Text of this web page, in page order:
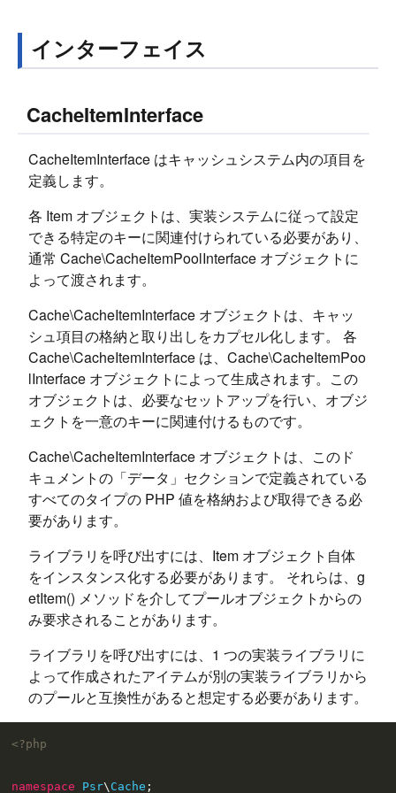
インターフェイス
CacheItemInterface
CacheItemInterface はキャッシュシステム内の項目を
定義します。
各 Item オブジェクトは、実装システムに従って設定
できる特定のキーに関連付けられている必要があり、
通常 Cache\CacheItemPoolInterface オブジェクトに
よって渡されます。
Cache\CacheItemInterface オブジェクトは、キャッ
シュ項目の格納と取り出しをカプセル化します。 各
Cache\CacheItemInterface は、Cache\CacheItemPoo
lInterface オブジェクトによって生成されます。この
オブジェクトは、必要なセットアップを行い、オブジ
ェクトを一意のキーに関連付けるものです。
Cache\CacheItemInterface オブジェクトは、このド
キュメントの「データ」セクションで定義されている
すべてのタイプの PHP 値を格納および取得できる必
要があります。
ライブラリを呼び出すには、Item オブジェクト自体
をインスタンス化する必要があります。 それらは、g
etItem() メソッドを介してプールオブジェクトからの
み要求されることがあります。
ライブラリを呼び出すには、1 つの実装ライブラリに
よって作成されたアイテムが別の実装ライブラリから
のプールと互換性があると想定する必要があります。
<?php
namespace Psr\ Cache ;